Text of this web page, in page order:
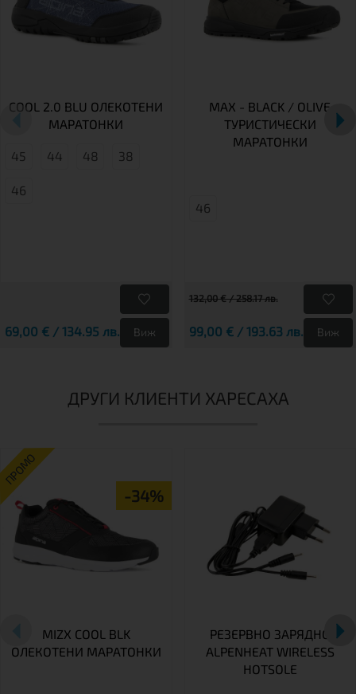
COOL 2.0 BLU ОЛЕКОТЕНИ
МАРАТОНКИ
45 44 48 38
46
69,00 € / 134.95 лв. Виж
MAX - BLACK / OLIVE
ТУРИСТИЧЕСКИ
МАРАТОНКИ
46
132,00 € / 258.17 лв.
99,00 € / 193.63 лв. Виж
ДРУГИ КЛИЕНТИ ХАРЕСАХА
ПРОМО
-34%
MIZX COOL BLK
ОЛЕКОТЕНИ МАРАТОНКИ
РЕЗЕРВНО ЗАРЯДНО
ALPENHEAT WIRELESS
HOTSOLE